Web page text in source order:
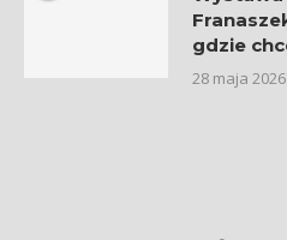
gdzie
28 maja 2026